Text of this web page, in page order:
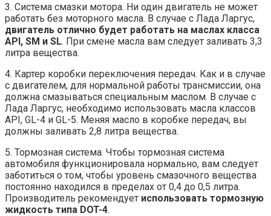
3. Система смазки мотора. Ни один двигатель не может
работать без моторного масла. В случае с Лада Ларгус,
двигатель отлично будет работать на маслах класса
API, SM и SL. При смене масла вам следует заливать 3,3
литра вещества.
4. Картер коробки переключения передач. Как и в случае
с двигателем, для нормальной работы трансмиссии, она
должна смазываться специальным маслом. В случае с
Лада Ларгус, необходимо использовать масла классов
API, GL-4 и GL-5. Меняя масло в коробке передач, вы
должны заливать 2,8 литра вещества.
5. Тормозная система. Чтобы тормозная система
автомобиля функционировала нормально, вам следует
заботиться о том, чтобы уровень смазочного вещества
постоянно находился в пределах от 0,4 до 0,5 литра.
Производитель рекомендует использовать тормозную
жидкость типа DOT-4.